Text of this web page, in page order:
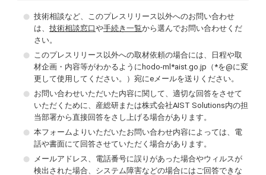
技術相談など、このプレスリリース以外へのお問い合わせ
は、技術相談窓口や手続き一覧から選んでお問い合わせくだ
さい。
このプレスリリース以外への取材依頼の場合には、日程や取
材企画・内容等がわかるようにhodo-ml*aist.go.jp（*を@に変
更して使用してください。）宛にeメールを送りください。
お問い合わせいただいた内容に関して、適切な回答をさせて
いただくために、産総研または株式会社AIST Solutions内の担
当部署から直接回答をさし上げる場合があります。
本フォームよりいただいたお問い合わせ内容によっては、電
話や書面にて回答させていただく場合があります。
メールアドレス、電話番号に誤りがあった場合やウィルスが
検出された場合、システム障害などの場合にはご回答できな